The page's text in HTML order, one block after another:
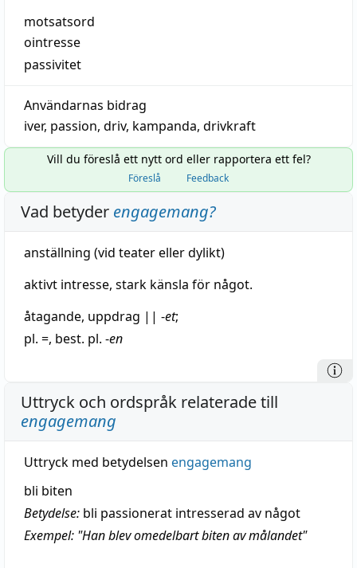
motsatsord
ointresse
passivitet
Användarnas bidrag
iver, passion, driv, kampanda, drivkraft
Vill du föreslå ett nytt ord eller rapportera ett fel?
Föreslå Feedback
Vad betyder engagemang?
anställning (vid teatereller dylikt)
aktivt intresse, stark känsla för något.
åtagande, uppdrag || -et;
pl. =, best. pl. -en
Uttryck och ordspråk relaterade till
engagemang
Uttryck med betydelsen engagemang
bli biten
Betydelse: bli passionerat intresserad av något
Exempel: "Han blev omedelbart biten av målandet"